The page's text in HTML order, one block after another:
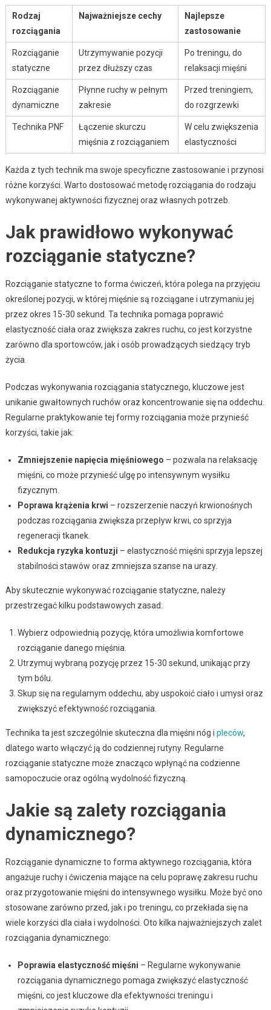
Rodzaj
rozciągania
Najważniejsze cechy
Najlepsze
zastosowanie
Rozciąganie
statyczne
Utrzymywanie pozycji
przez dłuższy czas
Po treningu, do
relaksacji mięśni
Rozciąganie
dynamiczne
Płynne ruchy w pełnym
zakresie
Przed treningiem,
do rozgrzewki
Technika PNF
Łączenie skurczu
mięśnia z rozciąganiem
W celu zwiększenia
elastyczności
Każda z tych technik ma swoje specyficzne zastosowanie i przynosi
różne korzyści. Warto dostosować metodę rozciągania do rodzaju
wykonywanej aktywności fizycznej oraz własnych potrzeb.
Jak prawidłowo wykonywać
rozciąganie statyczne?
Rozciąganie statyczne to forma ćwiczeń, która polega na przyjęciu
określonej pozycji, w której mięśnie są rozciągane i utrzymaniu jej
przez okres 15-30 sekund. Ta technika pomaga poprawić
elastyczność ciała oraz zwiększa zakres ruchu, co jest korzystne
zarówno dla sportowców, jak i osób prowadzących siedzący tryb
życia.
Podczas wykonywania rozciągania statycznego, kluczowe jest
unikanie gwałtownych ruchów oraz koncentrowanie się na oddechu.
Regularne praktykowanie tej formy rozciągania może przynieść
korzyści, takie jak:
Zmniejszenie napięcia mięśniowego – pozwala na relaksację
mięśni, co może przynieść ulgę po intensywnym wysiłku
fizycznym.
Poprawa krążenia krwi – rozszerzenie naczyń krwionośnych
podczas rozciągania zwiększa przepływ krwi, co sprzyja
regeneracji tkanek.
Redukcja ryzyka kontuzji – elastyczność mięśni sprzyja lepszej
stabilności stawów oraz zmniejsza szanse na urazy.
Aby skutecznie wykonywać rozciąganie statyczne, należy
przestrzegać kilku podstawowych zasad:
Wybierz odpowiednią pozycję, która umożliwia komfortowe
rozciąganie danego mięśnia.
Utrzymuj wybraną pozycję przez 15-30 sekund, unikając przy
tym bólu.
Skup się na regularnym oddechu, aby uspokoić ciało i umysł oraz
zwiększyć efektywność rozciągania.
Technika ta jest szczególnie skuteczna dla mięśni nóg i pleców,
dlatego warto włączyć ją do codziennej rutyny. Regularne
rozciąganie statyczne może znacząco wpłynąć na codzienne
samopoczucie oraz ogólną wydolność fizyczną.
Jakie są zalety rozciągania
dynamicznego?
Rozciąganie dynamiczne to forma aktywnego rozciągania, która
angażuje ruchy i ćwiczenia mające na celu poprawę zakresu ruchu
oraz przygotowanie mięśni do intensywnego wysiłku. Może być ono
stosowane zarówno przed, jak i po treningu, co przekłada się na
wiele korzyści dla ciała i wydolności. Oto kilka najważniejszych zalet
rozciągania dynamicznego:
Poprawia elastyczność mięśni – Regularne wykonywanie
rozciągania dynamicznego pomaga zwiększyć elastyczność
mięśni, co jest kluczowe dla efektywności treningu i